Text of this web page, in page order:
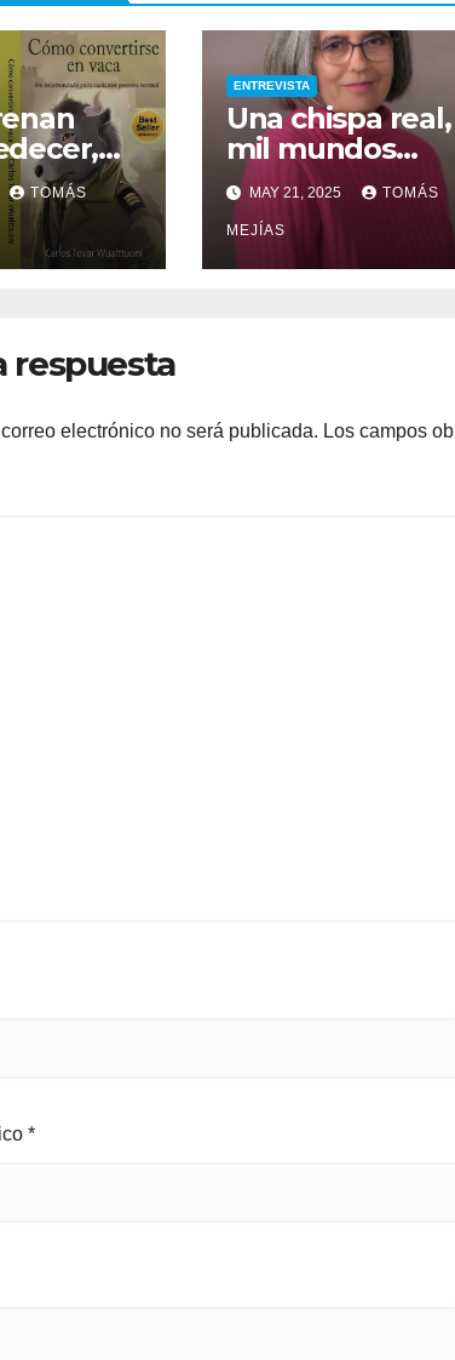
de
que
a
y
TOMÁS
ENTREVISTA
Una chispa real,
mil mundos
imaginarios: así
nació Iris, la
novela que
Teresa Valencia
MAY 21, 2025 TOMÁS
MEJÍAS
respuesta
electrónico no será publicada. Los campos
*